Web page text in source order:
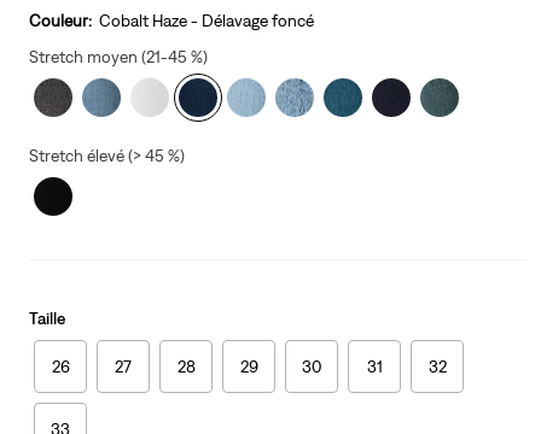
is
Couleur: Cobalt Haze - Délavage foncé
Stretch moyen (21-45 %)
Stretch élevé (> 45 %)
Taille
26 27 28 29 30 31 32
33